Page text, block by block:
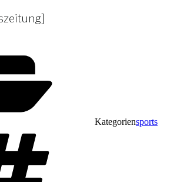
Kategoriensports